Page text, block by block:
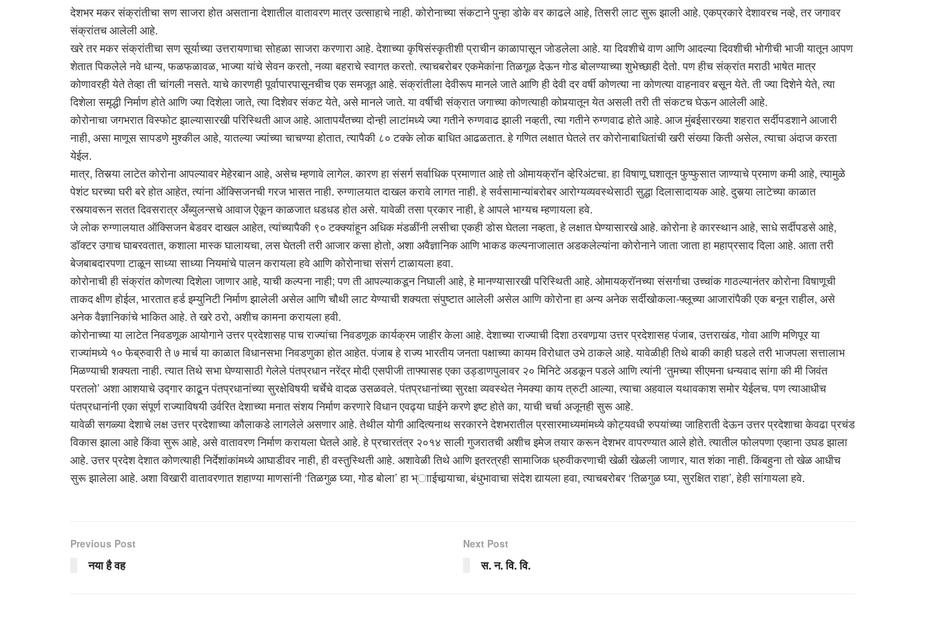
देशभर मकर संक्रांतीचा सण साजरा होत असताना देशातील वातावरण मात्र उत्साहाचे नाही. कोरोनाच्या संकटाने पुन्हा डोके वर काढले आहे, तिसरी लाट सुरू झाली आहे. एकप्रकारे देशावरच नव्हे, तर जगावर
संक्रांतच आलेली आहे.
खरे तर मकर संक्रांतीचा सण सूर्याच्या उत्तरायणाचा सोहळा साजरा करणारा आहे. देशाच्या कृषिसंस्कृतीशी प्राचीन काळापासून जोडलेला आहे. या दिवशीचे वाण आणि आदल्या दिवशीची भोगीची भाजी यातून आपण
शेतात पिकलेले नवे धान्य, फळफळावळ, भाज्या यांचे सेवन करतो, नव्या बहराचे स्वागत करतो. त्याचबरोबर एकमेकांना तिळगूळ देऊन गोड बोलण्याच्या शुभेच्छाही देतो. पण हीच संक्रांत मराठी भाषेत मात्र
कोणावरही येते तेव्हा ती चांगली नसते. याचे कारणही पूर्वापारपासूनचीच एक समजूत आहे. संक्रांतीला देवीरूप मानले जाते आणि ही देवी दर वर्षी कोणत्या ना कोणत्या वाहनावर बसून येते. ती ज्या दिशेने येते, त्या
दिशेला समृद्धी निर्माण होते आणि ज्या दिशेला जाते, त्या दिशेवर संकट येते, असे मानले जाते. या वर्षीची संक्रात जगाच्या कोणत्याही कोपर्‍यातून येत असली तरी ती संकटच घेऊन आलेली आहे.
कोरोनाचा जगभरात विस्फोट झाल्यासारखी परिस्थिती आज आहे. आतापर्यंतच्या दोन्ही लाटांमध्ये ज्या गतीने रुग्णवाढ झाली नव्हती, त्या गतीने रुग्णवाढ होते आहे. आज मुंबईसारख्या शहरात सर्दीपडशाने आजारी
नाही, असा माणूस सापडणे मुश्कील आहे, यातल्या ज्यांच्या चाचण्या होतात, त्यापैकी ८० टक्के लोक बाधित आढळतात. हे गणित लक्षात घेतले तर कोरोनाबाधितांची खरी संख्या किती असेल, त्याचा अंदाज करता
येईल.
मात्र, तिसर्‍या लाटेत कोरोना आपल्यावर मेहेरबान आहे, असेच म्हणावे लागेल. कारण हा संसर्ग सर्वाधिक प्रमाणात आहे तो ओमायक्रॉन व्हेरिअंटचा. हा विषाणू घशातून फुप्फुसात जाण्याचे प्रमाण कमी आहे, त्यामुळे
पेशंट घरच्या घरी बरे होत आहेत, त्यांना ऑक्सिजनची गरज भासत नाही. रुग्णालयात दाखल करावे लागत नाही. हे सर्वसामान्यांबरोबर आरोग्यव्यवस्थेसाठी सुद्धा दिलासादायक आहे. दुसर्‍या लाटेच्या काळात
रस्त्यावरून सतत दिवसरात्र अँब्युलन्सचे आवाज ऐकून काळजात धडधड होत असे. यावेळी तसा प्रकार नाही, हे आपले भाग्यच म्हणायला हवे.
जे लोक रुग्णालयात ऑक्सिजन बेडवर दाखल आहेत, त्यांच्यापैकी ९० टक्क्यांहून अधिक मंडळींनी लसीचा एकही डोस घेतला नव्हता, हे लक्षात घेण्यासारखे आहे. कोरोना हे कारस्थान आहे, साधे सर्दीपडसे आहे,
डॉक्टर उगाच घाबरवतात, कशाला मास्क घालायचा, लस घेतली तरी आजार कसा होतो, अशा अवैज्ञानिक आणि भाकड कल्पनाजालात अडकलेल्यांना कोरोनाने जाता जाता हा महाप्रसाद दिला आहे. आता तरी
बेजबाबदारपणा टाळून साध्या साध्या नियमांचे पालन करायला हवे आणि कोरोनाचा संसर्ग टाळायला हवा.
कोरोनाची ही संक्रांत कोणत्या दिशेला जाणार आहे, याची कल्पना नाही; पण ती आपल्याकडून निघाली आहे, हे मानण्यासारखी परिस्थिती आहे. ओमायक्रॉनच्या संसर्गाचा उच्चांक गाठल्यानंतर कोरोना विषाणूची
ताकद क्षीण होईल, भारतात हर्ड इम्युनिटी निर्माण झालेली असेल आणि चौथी लाट येण्याची शक्यता संपुष्टात आलेली असेल आणि कोरोना हा अन्य अनेक सर्दीखोकला-फ्लूच्या आजारांपैकी एक बनून राहील, असे
अनेक वैज्ञानिकांचे भाकित आहे. ते खरे ठरो, अशीच कामना करायला हवी.
कोरोनाच्या या लाटेत निवडणूक आयोगाने उत्तर प्रदेशासह पाच राज्यांचा निवडणूक कार्यक्रम जाहीर केला आहे. देशाच्या राज्याची दिशा ठरवणार्‍या उत्तर प्रदेशासह पंजाब, उत्तराखंड, गोवा आणि मणिपूर या
राज्यांमध्ये १० फेब्रुवारी ते ७ मार्च या काळात विधानसभा निवडणुका होत आहेत. पंजाब हे राज्य भारतीय जनता पक्षाच्या कायम विरोधात उभे ठाकले आहे. यावेळीही तिथे बाकी काही घडले तरी भाजपला सत्तालाभ
मिळण्याची शक्यता नाही. त्यात तिथे सभा घेण्यासाठी गेलेले पंतप्रधान नरेंद्र मोदी एसपीजी ताफ्यासह एका उड्डाणपुलावर २० मिनिटे अडकून पडले आणि त्यांनी ‘तुमच्या सीएमना धन्यवाद सांगा की मी जिवंत
परतलो’ अशा आशयाचे उद्गार काढून पंतप्रधानांच्या सुरक्षेविषयी चर्चेचे वादळ उसळवले. पंतप्रधानांच्या सुरक्षा व्यवस्थेत नेमक्या काय त्रुटी आल्या, त्याचा अहवाल यथावकाश समोर येईलच. पण त्याआधीच
पंतप्रधानांनी एका संपूर्ण राज्याविषयी उर्वरित देशाच्या मनात संशय निर्माण करणारे विधान एवढ्या घाईने करणे इष्ट होते का, याची चर्चा अजूनही सुरू आहे.
यावेळी सगळ्या देशाचे लक्ष उत्तर प्रदेशाच्या कौलाकडे लागलेले असणार आहे. तेथील योगी आदित्यनाथ सरकारने देशभरातील प्रसारमाध्यमांमध्ये कोट्यवधी रुपयांच्या जाहिराती देऊन उत्तर प्रदेशाचा केवढा प्रचंड
विकास झाला आहे किंवा सुरू आहे, असे वातावरण निर्माण करायला घेतले आहे. हे प्रचारतंत्र २०१४ साली गुजरातची अशीच इमेज तयार करून देशभर वापरण्यात आले होते. त्यातील फोलपणा एव्हाना उघड झाला
आहे. उत्तर प्रदेश देशात कोणत्याही निर्देशांकांमध्ये आघाडीवर नाही, ही वस्तुस्थिती आहे. अशावेळी तिथे आणि इतरत्रही सामाजिक ध्रुवीकरणाची खेळी खेळली जाणार, यात शंका नाही. किंबहुना तो खेळ आधीच
सुरू झालेला आहे. अशा विखारी वातावरणात शहाण्या माणसांनी ‘तिळगुळ घ्या, गोड बोला’ हा भ्ााईचार्‍याचा, बंधुभावाचा संदेश द्यायला हवा, त्याचबरोबर ‘तिळगुळ घ्या, सुरक्षित राहा’, हेही सांगायला हवे.
Previous Post
नया है वह
Next Post
स. न. वि. वि.